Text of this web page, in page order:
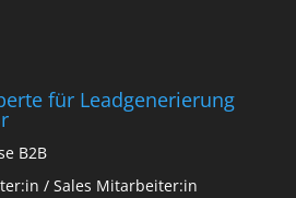
für Leadgenerierung
B2B
/ Sales Mitarbeiter:in